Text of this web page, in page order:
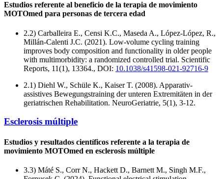
Estudios referente al beneficio de la terapia de movimiento
MOTOmed para personas de tercera edad
2.2) Carballeira E., Censi K.C., Maseda A., López-López, R.,
Millán-Calenti J.C. (2021). Low-volume cycling training
improves body composition and functionality in older people
with multimorbidity: a randomized controlled trial. Scientific
Reports, 11(1), 13364., DOI: 10.1038/s41598-021-92716-9
2.1) Diehl W., Schüle K., Kaiser T. (2008). Apparativ-
assistives Bewegungstraining der unteren Extremitäten in der
geriatrischen Rehabilitation. NeuroGeriatrie, 5(1), 3-12.
Esclerosis múltiple
Estudios y resultados científicos referente a la terapia de
movimiento MOTOmed en esclerosis múltiple
3.3) Máté S., Corr N., Hackett D., Barnett M., Singh M.F.,